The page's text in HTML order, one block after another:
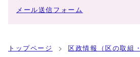
メール送信フォーム
トップページ
区政情報（区の取組